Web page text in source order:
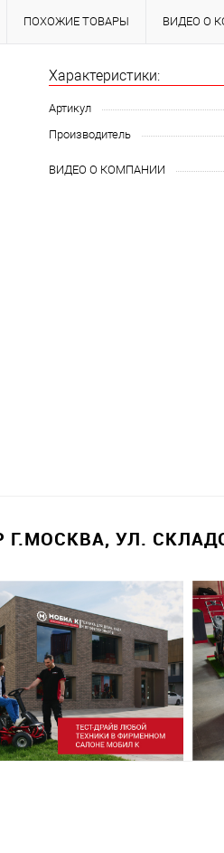
ПОХОЖИЕ ТОВАРЫ ВИДЕО О
Характеристики:
Артикул
Производитель
ВИДЕО О КОМПАНИИ
УЛ.